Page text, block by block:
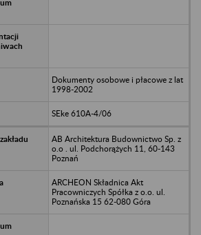
Dokumenty osobowe i płacowe z lat
1998-2002
SEke 610A-4/06
AB Architektura Budownictwo Sp. z
o.o . ul. Podchorążych 11, 60-143
Poznań
ARCHEON Składnica Akt
Pracowniczych Spółka z o.o. ul.
Poznańska 15 62-080 Góra